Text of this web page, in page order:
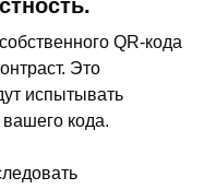
QR-кода
Это
испытывать
кода.